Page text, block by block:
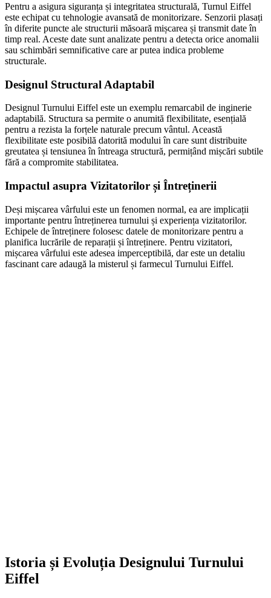
Pentru a asigura siguranța și integritatea structurală, Turnul Eiffel
este echipat cu tehnologie avansată de monitorizare. Senzorii plasați
în diferite puncte ale structurii măsoară mișcarea și transmit date în
timp real. Aceste date sunt analizate pentru a detecta orice anomalii
sau schimbări semnificative care ar putea indica probleme
structurale.
Designul Structural Adaptabil
Designul Turnului Eiffel este un exemplu remarcabil de inginerie
adaptabilă. Structura sa permite o anumită flexibilitate, esențială
pentru a rezista la forțele naturale precum vântul. Această
flexibilitate este posibilă datorită modului în care sunt distribuite
greutatea și tensiunea în întreaga structură, permițând mișcări subtile
fără a compromite stabilitatea.
Impactul asupra Vizitatorilor și Întreținerii
Deși mișcarea vârfului este un fenomen normal, ea are implicații
importante pentru întreținerea turnului și experiența vizitatorilor.
Echipele de întreținere folosesc datele de monitorizare pentru a
planifica lucrările de reparații și întreținere. Pentru vizitatori,
mișcarea vârfului este adesea imperceptibilă, dar este un detaliu
fascinant care adaugă la misterul și farmecul Turnului Eiffel.
Istoria și Evoluția Designului Turnului
Eiffel